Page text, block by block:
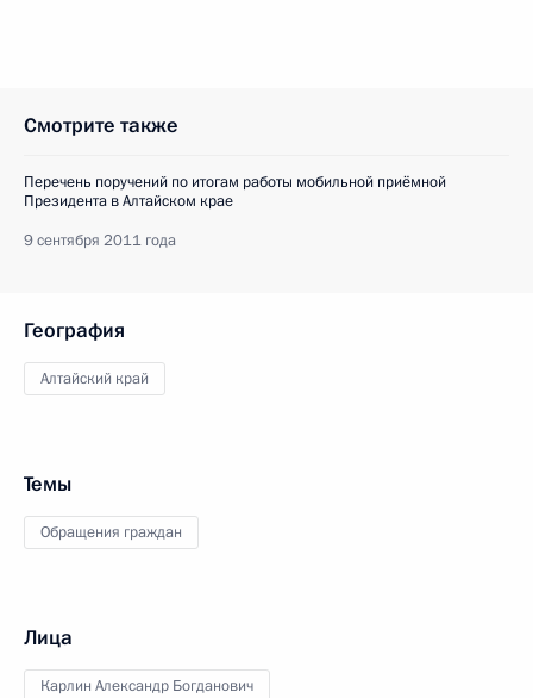
Смотрите также
Перечень поручений по итогам работы мобильной приёмной
Президента в Алтайском крае
9 сентября 2011 года
География
Алтайский край
Темы
Обращения граждан
Лица
Карлин Александр Богданович